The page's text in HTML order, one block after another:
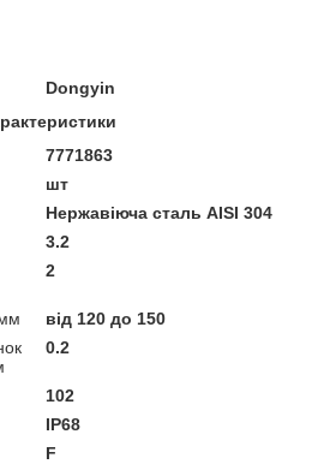
Dongyin
7771863
шт
Нержавіюча сталь AISI 304
3.2
2
від 120 до 150
0.2
102
IP68
F